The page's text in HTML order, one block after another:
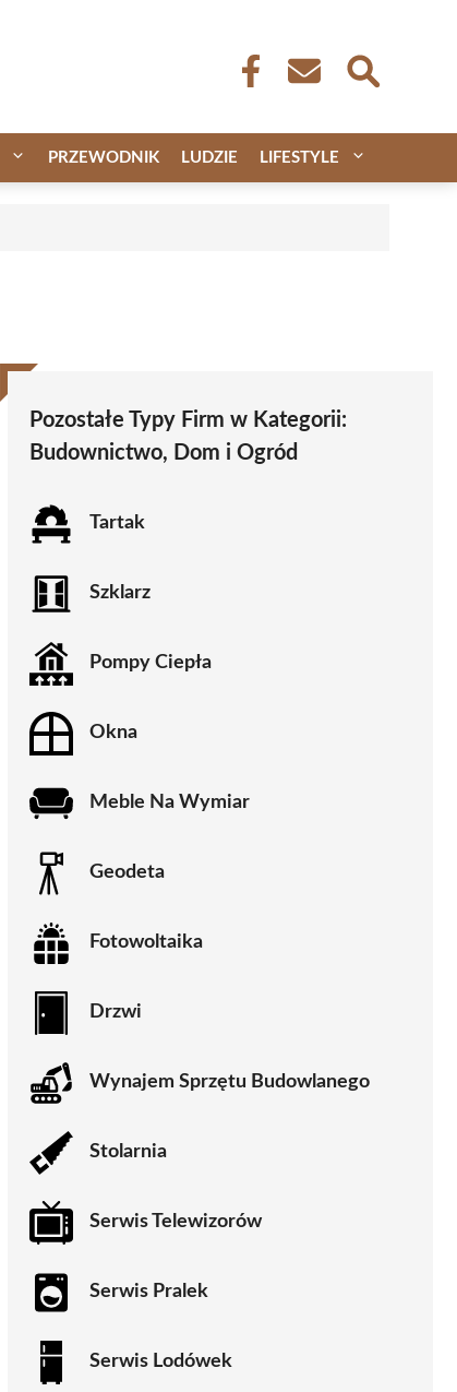
PRZEWODNIK LUDZIE LIFESTYLE
Pozostałe Typy Firm w Kategorii:
Budownictwo, Dom i Ogród
Tartak
Szklarz
Pompy Ciepła
Okna
Meble Na Wymiar
Geodeta
Fotowoltaika
Drzwi
Wynajem Sprzętu Budowlanego
Stolarnia
Serwis Telewizorów
Serwis Pralek
Serwis Lodówek